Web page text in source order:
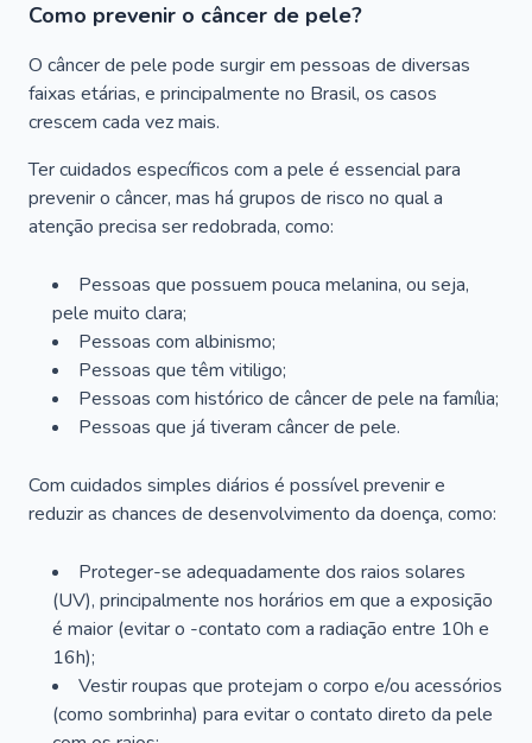
Como prevenir o câncer de pele?
O câncer de pele pode surgir em pessoas de diversas
faixas etárias, e principalmente no Brasil, os casos
crescem cada vez mais.
Ter cuidados específicos com a pele é essencial para
prevenir o câncer, mas há grupos de risco no qual a
atenção precisa ser redobrada, como:
Pessoas que possuem pouca melanina, ou seja,
pele muito clara;
Pessoas com albinismo;
Pessoas que têm vitiligo;
Pessoas com histórico de câncer de pele na família;
Pessoas que já tiveram câncer de pele.
Com cuidados simples diários é possível prevenir e
reduzir as chances de desenvolvimento da doença, como:
Proteger-se adequadamente dos raios solares
(UV), principalmente nos horários em que a exposição
é maior (evitar o -contato com a radiação entre 10h e
16h);
Vestir roupas que protejam o corpo e/ou acessórios
(como sombrinha) para evitar o contato direto da pele